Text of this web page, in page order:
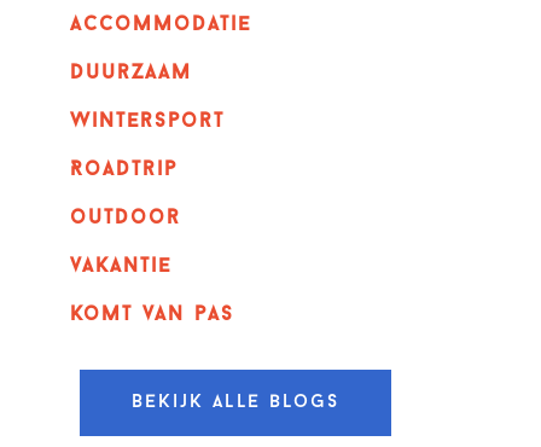
Accommodatie
Duurzaam
wintersport
Roadtrip
outdoor
vakantie
komt van pas
Bekijk alle blogs